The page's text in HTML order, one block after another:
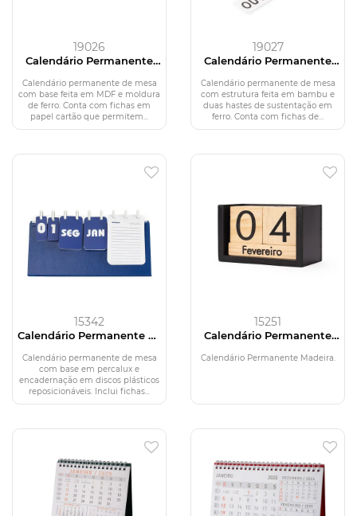
19026
Calendário Permanente
Calendário permanente de mesa
com base feita em MDF e moldura
de ferro. Conta com fichas em
papel cartão que permitem...
19027
Calendário Permanente
Calendário permanente de mesa
com estrutura feita em bambu e
duas hastes de sustentação em
ferro. Conta com fichas de...
15342
Calendário Permanente de
Calendário permanente de mesa
com base em percalux e
encadernação em discos plásticos
reposicionáveis. Inclui fichas...
15251
Calendário Permanente
Calendário Permanente Madeira.